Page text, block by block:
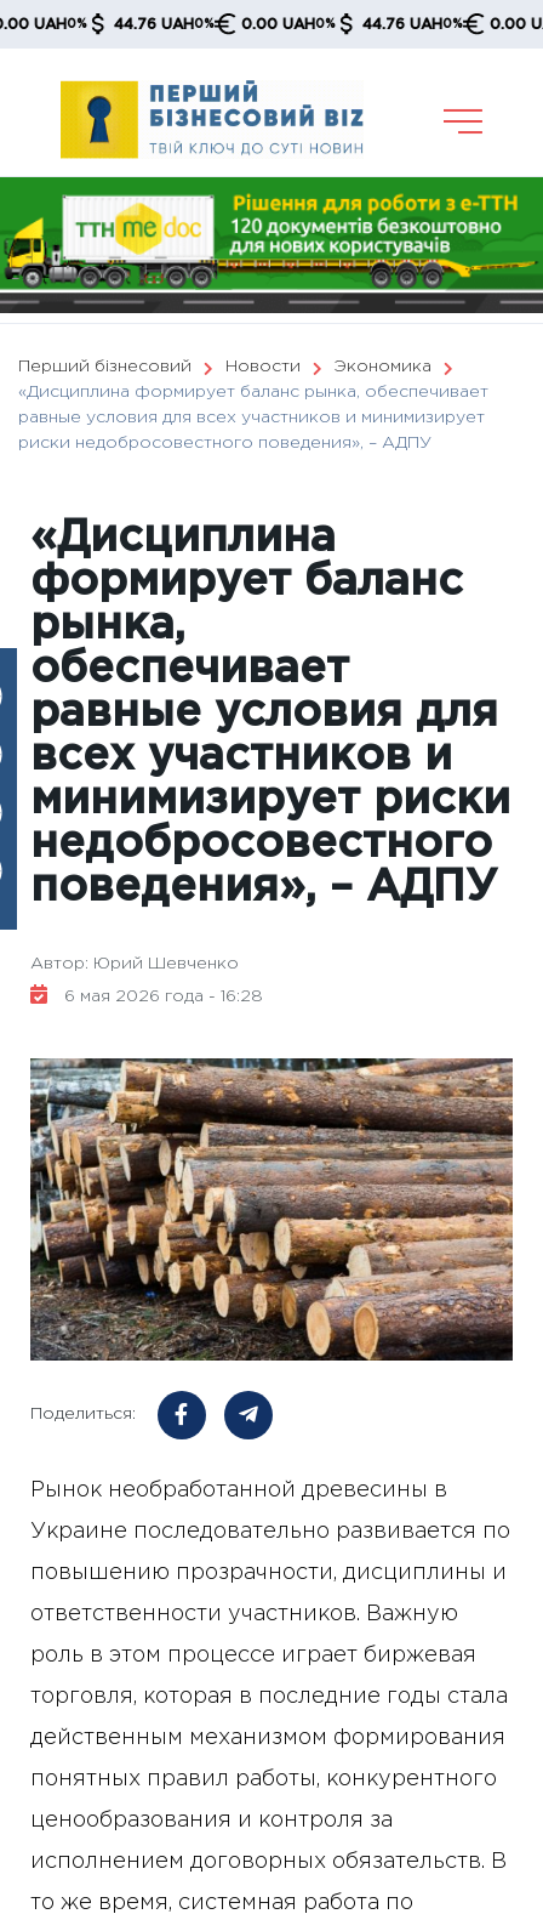
Skip
0% 44.76 UAH0% 0.00 UAH0% 44.76 UAH0% 0.00 UAH0%
Перший бізнесовий Новости
Экономика
«Дисциплина формирует баланс рынка, обеспечивает
равные условия для всех участников и минимизирует
риски недобросовестного поведения», – АДПУ
«Дисциплина
формирует баланс
рынка,
обеспечивает
равные условия для
всех участников и
минимизирует риски
недобросовестного
поведения», – АДПУ
Автор: Юрий Шевченко
6 мая 2026 года - 16:28
Поделиться:
Рынок необработанной древесины в
Украине последовательно развивается по
повышению прозрачности, дисциплины и
ответственности участников. Важную
роль в этом процессе играет биржевая
торговля, которая в последние годы стала
действенным механизмом формирования
понятных правил работы, конкурентного
ценообразования и контроля за
исполнением договорных обязательств. В
то же время, системная работа по